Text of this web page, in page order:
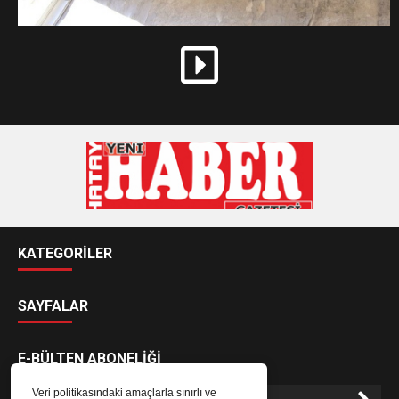
Veri politikasındaki amaçlarla sınırlı ve
KATEGORİLER
SAYFALAR
E-BÜLTEN ABONELİĞİ